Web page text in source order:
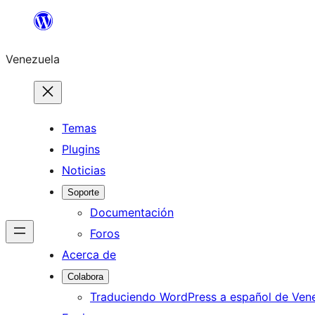
Saltar
contenido
Venezuela
Temas
Plugins
Noticias
Soporte
Documentación
Foros
Acerca de
Colabora
Traduciendo WordPress a español de